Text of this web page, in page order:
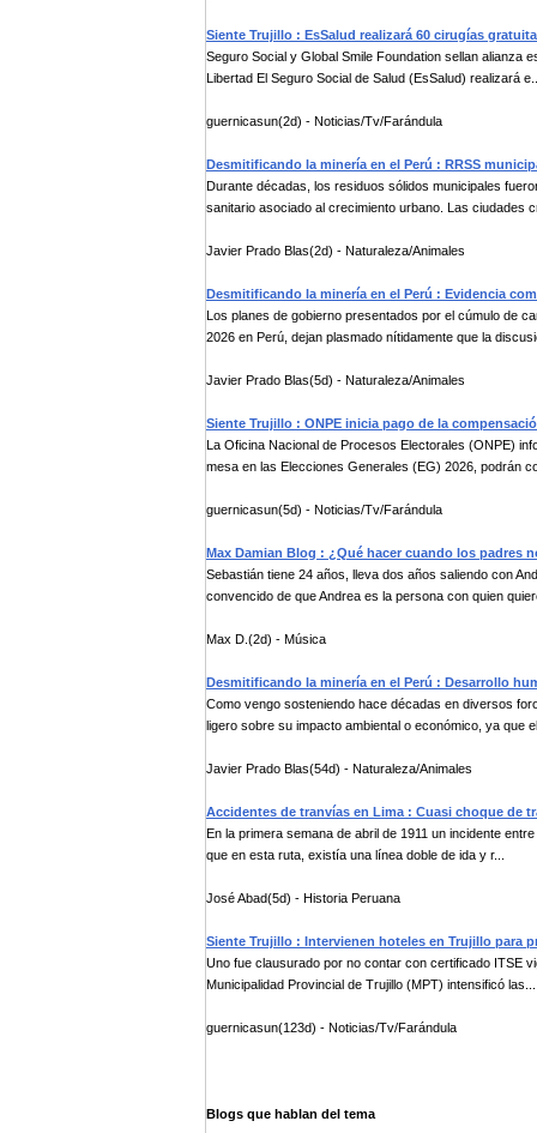
Siente Trujillo : EsSalud realizará 60 cirugías
Seguro Social y Global Smile Foundation sellan alianza
Libertad El Seguro Social de Salud (EsSalud) realizará
guernicasun(2d) - Noticias/Tv/Farándula
Desmitificando la minería en el Perú : RRSS
Durante décadas, los residuos sólidos municipales
sanitario asociado al crecimiento urbano. Las ciudades
Javier Prado Blas(2d) - Naturaleza/Animales
Desmitificando la minería en el Perú : Evidencia
Los planes de gobierno presentados por el cúmulo de
2026 en Perú, dejan plasmado nítidamente que la
Javier Prado Blas(5d) - Naturaleza/Animales
Siente Trujillo : ONPE inicia pago de la
La Oficina Nacional de Procesos Electorales (ONPE)
mesa en las Elecciones Generales (EG) 2026, podrán
guernicasun(5d) - Noticias/Tv/Farándula
Max Damian Blog : ¿Qué hacer cuando los padres
Sebastián tiene 24 años, lleva dos años saliendo con
convencido de que Andrea es la persona con quien
Max D.(2d) - Música
Desmitificando la minería en el Perú : Desarrollo
Como vengo sosteniendo hace décadas en diversos
ligero sobre su impacto ambiental o económico, ya que
Javier Prado Blas(54d) - Naturaleza/Animales
Accidentes de tranvías en Lima : Cuasi choque de
En la primera semana de abril de 1911 un incidente
que en esta ruta, existía una línea doble de ida y r...
José Abad(5d) - Historia Peruana
Siente Trujillo : Intervienen hoteles en Trujillo para
Uno fue clausurado por no contar con certificado ITSE
Municipalidad Provincial de Trujillo (MPT) intensificó las...
guernicasun(123d) - Noticias/Tv/Farándula
Blogs que hablan del tema